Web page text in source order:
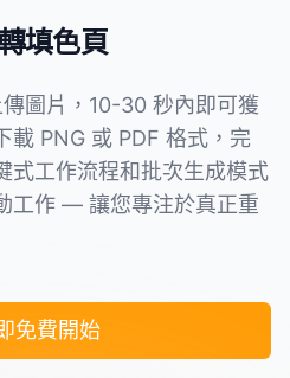
填色頁
圖片，10-30 秒內即可獲
載 PNG 或 PDF 格式，完
式工作流程和批次生成模式
工作 — 讓您專注於真正重
免費開始